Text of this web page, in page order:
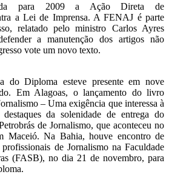
para 2009 a Ação Direta de
a Lei de Imprensa. A FENAJ é parte
relatado pelo ministro Carlos Ayres
a manutenção dos artigos não
vote um novo texto.
do Diploma esteve presente em nove
Em Alagoas, o lançamento do livro
– Uma exigência que interessa à
da solenidade de entrega do
de Jornalismo, que aconteceu no
Maceió. Na Bahia, houve encontro de
profissionais de Jornalismo na Faculdade
(FASB), no dia 21 de novembro, para